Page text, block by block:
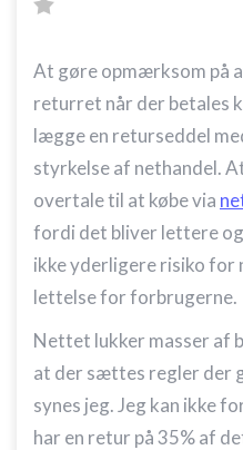
At gøre opmærksom på
returret når der betales
lægge en returseddel
styrkelse af nethandel.
overtale til at købe via
fordi det bliver lettere
ikke yderligere risiko for
lettelse for forbrugerne.
Nettet lukker masser af
at der sættes regler der
synes jeg. Jeg kan ikke
har en retur på 35% af